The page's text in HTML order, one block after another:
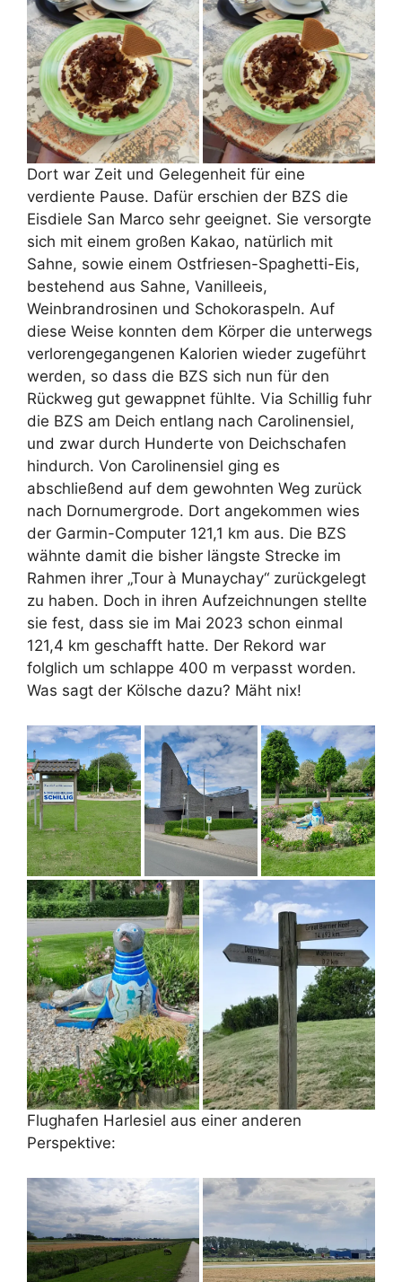
Dort war Zeit und Gelegenheit für eine
verdiente Pause. Dafür erschien der BZS die
Eisdiele San Marco sehr geeignet. Sie versorgte
sich mit einem großen Kakao, natürlich mit
Sahne, sowie einem Ostfriesen-Spaghetti-Eis,
bestehend aus Sahne, Vanilleeis,
Weinbrandrosinen und Schokoraspeln. Auf
diese Weise konnten dem Körper die unterwegs
verlorengegangenen Kalorien wieder zugeführt
werden, so dass die BZS sich nun für den
Rückweg gut gewappnet fühlte. Via Schillig fuhr
die BZS am Deich entlang nach Carolinensiel,
und zwar durch Hunderte von Deichschafen
hindurch. Von Carolinensiel ging es
abschließend auf dem gewohnten Weg zurück
nach Dornumergrode. Dort angekommen wies
der Garmin-Computer 121,1 km aus. Die BZS
wähnte damit die bisher längste Strecke im
Rahmen ihrer „Tour à Munaychay“ zurückgelegt
zu haben. Doch in ihren Aufzeichnungen stellte
sie fest, dass sie im Mai 2023 schon einmal
121,4 km geschafft hatte. Der Rekord war
folglich um schlappe 400 m verpasst worden.
Was sagt der Kölsche dazu? Mäht nix!
Flughafen Harlesiel aus einer anderen
Perspektive: